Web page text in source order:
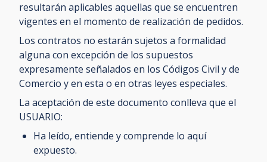
resultarán aplicables aquellas que se encuentren
vigentes en el momento de realización de pedidos.
Los contratos no estarán sujetos a formalidad
alguna con excepción de los supuestos
expresamente señalados en los Códigos Civil y de
Comercio y en esta o en otras leyes especiales.
La aceptación de este documento conlleva que el
USUARIO:
Ha leído, entiende y comprende lo aquí
expuesto.